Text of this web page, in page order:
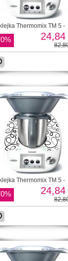
Thermomix TM 5 -
24,84
Thermomix TM 5 -
24,84